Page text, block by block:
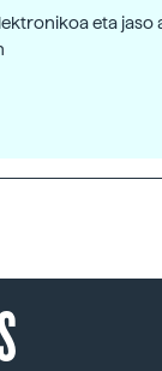
eta